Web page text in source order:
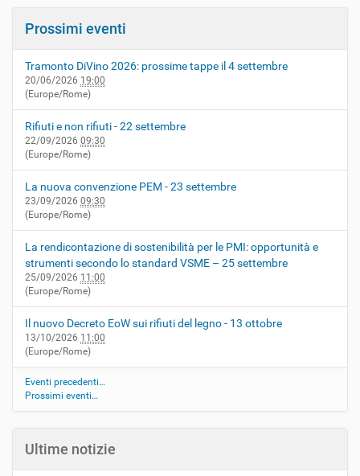
Prossimi eventi
Tramonto DiVino 2026: prossime tappe il 4 settembre
20/06/2026 19:00
(Europe/Rome)
Rifiuti e non rifiuti - 22 settembre
22/09/2026 09:30
(Europe/Rome)
La nuova convenzione PEM - 23 settembre
23/09/2026 09:30
(Europe/Rome)
La rendicontazione di sostenibilità per le PMI: opportunità e
strumenti secondo lo standard VSME – 25 settembre
25/09/2026 11:00
(Europe/Rome)
Il nuovo Decreto EoW sui rifiuti del legno - 13 ottobre
13/10/2026 11:00
(Europe/Rome)
Eventi precedenti…
Prossimi eventi…
Ultime notizie